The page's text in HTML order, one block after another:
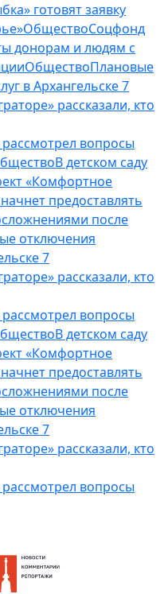
готовят заявку
ОбществоСоцфонд
донорам и людям с
ОбществоПлановые
в Архангельске 7
рассказали, кто
вопросы
В детском саду
«Комфортное
предоставлять
после
отключения
7
рассказали, кто
вопросы
В детском саду
«Комфортное
предоставлять
после
отключения
7
рассказали, кто
вопросы